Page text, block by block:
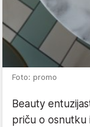
Foto: promo
Beauty
priču o osnutku